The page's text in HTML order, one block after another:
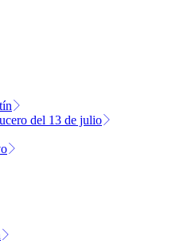
del 13 de julio